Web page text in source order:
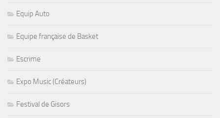
Equip Auto
Equipe française de Basket
Escrime
Expo Music (Créateurs)
Festival de Gisors